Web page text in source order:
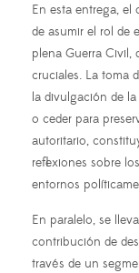
En esta entrega, el
de asumir el rol de
plena Guerra Civil,
cruciales. La toma
la divulgación de
o ceder para
autoritario,
reflexiones sobre
entornos
En paralelo, se
contribución de
través de un